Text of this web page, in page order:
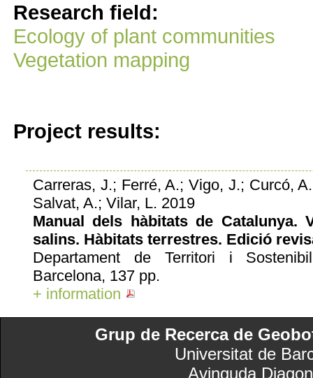
Research field:
Ecology of plant communities
Vegetation mapping
Project results:
Carreras, J.; Ferré, A.; Vigo, J.; Curcó,
Salvat, A.; Vilar, L. 2019
Manual dels hàbitats de
salins. Hàbitats terrestres. Edició
Departament de Territori i
Barcelona, 137 pp.
+ information
Grup de Recerca de
Universitat de
Avinguda